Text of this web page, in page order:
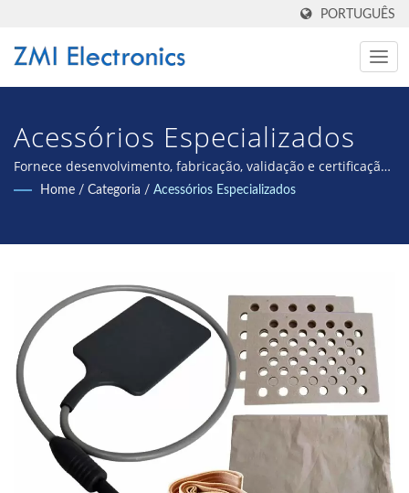
PORTUGUÊS
Acessórios Especializados
Fornece desenvolvimento, fabricação, validação e certificação
internacional de dispositivos médicos OEM/ODM.
Home / Categoria / Acessórios Especializados